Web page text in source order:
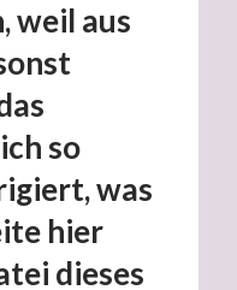
weil aus
so
was
hier
dieses